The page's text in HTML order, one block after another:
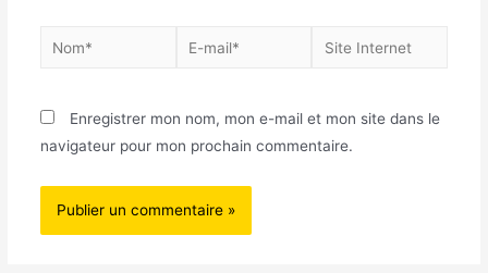
Enregistrer mon nom, mon e-mail et mon site dans le
navigateur pour mon prochain commentaire.